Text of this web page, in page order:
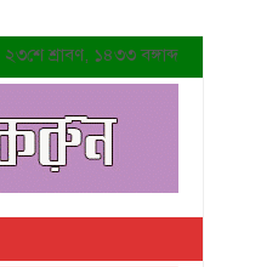
শ্রাবণ, ১৪৩৩ বঙ্গাব্দ